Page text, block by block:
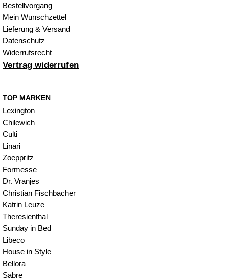
Bestellvorgang
Mein Wunschzettel
Lieferung & Versand
Datenschutz
Widerrufsrecht
Vertrag widerrufen
TOP MARKEN
Lexington
Chilewich
Culti
Linari
Zoeppritz
Formesse
Dr. Vranjes
Christian Fischbacher
Katrin Leuze
Theresienthal
Sunday in Bed
Libeco
House in Style
Bellora
Sabre